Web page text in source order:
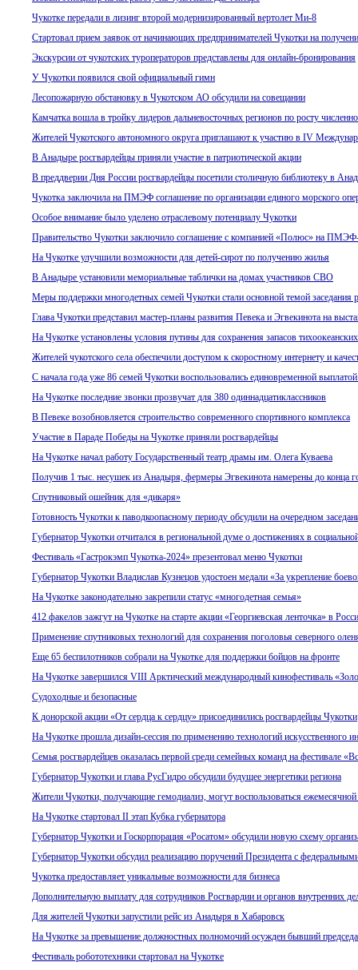
Чукотке передали в лизинг второй модернизированный вертолет Ми-8
Стартовал прием заявок от начинающих предпринимателей Чукотки на
Экскурсии от чукотских туроператоров представлены для онлайн-бронирования
У Чукотки появился свой официальный гимн
Лесопожарную обстановку в Чукотском АО обсудили на совещании
Камчатка вошла в тройку лидеров дальневосточных регионов по росту
Жителей Чукотского автономного округа приглашают к участию в IV
В Анадыре росгвардейцы приняли участие в патриотической акции
В преддверии Дня России росгвардейцы посетили столичную библиотеку в
Чукотка заключила на ПМЭФ соглашение по организации единого морского
Особое внимание было уделено отраслевому потенциалу Чукотки
Правительство Чукотки заключило соглашение с компанией «Полюс» на
На Чукотке улучшили возможности для детей-сирот по получению жилья
В Анадыре установили мемориальные таблички на домах участников СВО
Меры поддержки многодетных семей Чукотки стали основной темой заседания
Глава Чукотки представил мастер-планы развития Певека и Эгвекинота на
На Чукотке установлены условия путины для сохранения запасов
Жителей чукотского села обеспечили доступом к скоростному интернету и
С начала года уже 86 семей Чукотки воспользовались единовременной
На Чукотке последние звонки прозвучат для 380 одиннадцатиклассников
В Певеке возобновляется строительство современного спортивного комплекса
Участие в Параде Победы на Чукотке приняли росгвардейцы
На Чукотке начал работу Государственный театр драмы им. Олега Куваева
Получив 1 тыс. несушек из Анадыря, фермеры Эгвекинота намерены до конца
Спутниковый ошейник для «дикаря»
Готовность Чукотки к паводкоопасному периоду обсудили на очередном
Губернатор Чукотки отчитался в региональной думе о достижениях в
Фестиваль «Гастрокэмп Чукотка-2024» презентовал меню Чукотки
Губернатор Чукотки Владислав Кузнецов удостоен медали «За укрепление
На Чукотке законодательно закрепили статус «многодетная семья»
412 факелов зажгут на Чукотке на старте акции «Георгиевская ленточка» в
Применение спутниковых технологий для сохранения поголовья северного
Еще 65 беспилотников собрали на Чукотке для поддержки бойцов на фронте
На Чукотке завершился VIII Арктический международный кинофестиваль
Судоходные и безопасные
К донорской акции «От сердца к сердцу» присоединились росгвардейцы Чукотки
На Чукотке прошла дизайн-сессия по применению технологий искусственного
Семья росгвардейцев оказалась первой среди семейных команд на фестивале
Губернатор Чукотки и глава РусГидро обсудили будущее энергетики региона
Жители Чукотки, получающие гемодиализ, могут воспользоваться
На Чукотке стартовал II этап Кубка губернатора
Губернатор Чукотки и Госкорпорация «Росатом» обсудили новую схему
Губернатор Чукотки обсудил реализацию поручений Президента с
Чукотка предоставляет уникальные возможности для бизнеса
Дополнительную выплату для сотрудников Росгвардии и органов внутренних
Для жителей Чукотки запустили рейс из Анадыря в Хабаровск
На Чукотке за превышение должностных полномочий осужден бывший
Фестиваль робототехники стартовал на Чукотке